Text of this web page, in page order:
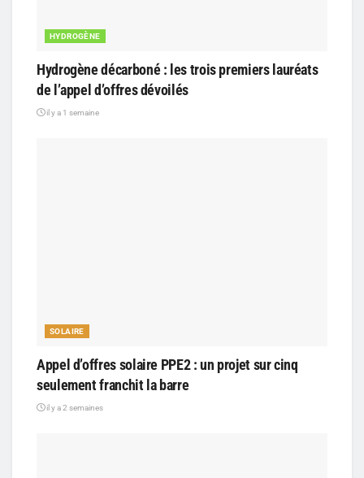
HYDROGÈNE
Hydrogène décarboné : les trois premiers lauréats
de l’appel d’offres dévoilés
il y a 1 semaine
SOLAIRE
Appel d’offres solaire PPE2 : un projet sur cinq
seulement franchit la barre
il y a 2 semaines